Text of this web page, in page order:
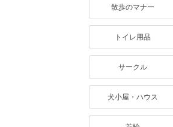
散歩のマナー
トイレ用品
サークル
犬小屋・ハウス